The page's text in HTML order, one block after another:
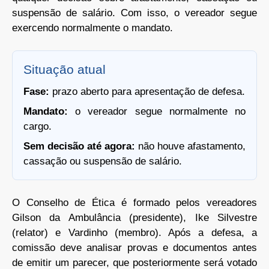
suspensão de salário. Com isso, o vereador segue
exercendo normalmente o mandato.
Situação atual
Fase: prazo aberto para apresentação de defesa.
Mandato:
o vereador segue normalmente no
cargo.
Sem decisão até agora: não houve afastamento,
cassação ou suspensão de salário.
O Conselho de Ética é formado pelos vereadores
Gilson da Ambulância (presidente), Ike Silvestre
(relator) e Vardinho (membro). Após a defesa, a
comissão deve analisar provas e documentos antes
de emitir um parecer, que posteriormente será votado